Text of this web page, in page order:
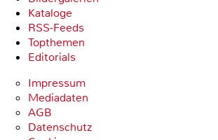
Kataloge
RSS-Feeds
Topthemen
Editorials
Impressum
Mediadaten
AGB
Datenschutz